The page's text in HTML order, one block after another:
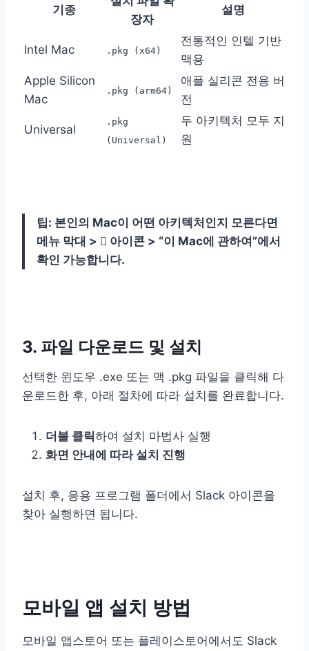
기종
장자
설명
Intel Mac .pkg (x64)
전통적인 인텔 기반
맥용
Apple Silicon
Mac
.pkg (arm64)
애플 실리콘 전용 버
전
Universal
.pkg
(Universal)
두 아키텍처 모두 지
원
팁: 본인의 Mac이 어떤 아키텍처인지 모른다면
메뉴 막대 >  아이콘 > “이 Mac에 관하여”에서
확인 가능합니다.
3. 파일 다운로드 및 설치
선택한 윈도우 .exe 또는 맥 .pkg 파일을 클릭해 다
운로드한 후, 아래 절차에 따라 설치를 완료합니다.
더블 클릭하여 설치 마법사 실행
화면 안내에 따라 설치 진행
설치 후, 응용 프로그램 폴더에서 Slack 아이콘을
찾아 실행하면 됩니다.
모바일 앱 설치 방법
모바일 앱스토어 또는 플레이스토어에서도 Slack